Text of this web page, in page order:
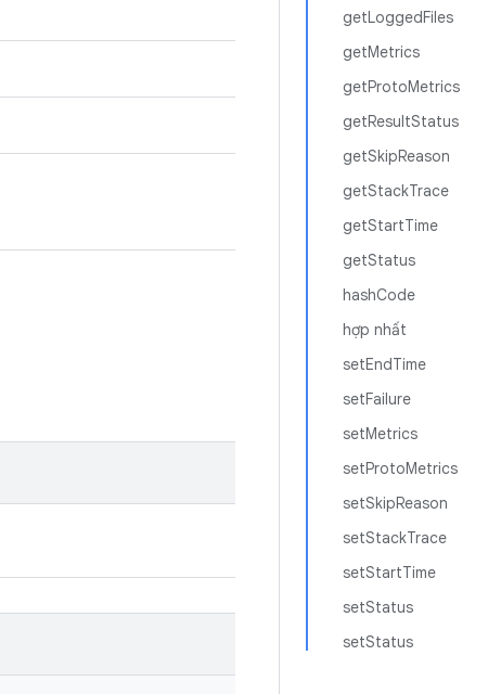
getLoggedFiles
getMetrics
getProtoMetrics
getResultStatus
getSkipReason
getStackTrace
getStartTime
getStatus
hashCode
hợp nhất
setEndTime
setFailure
setMetrics
setProtoMetrics
setSkipReason
setStackTrace
setStartTime
setStatus
setStatus